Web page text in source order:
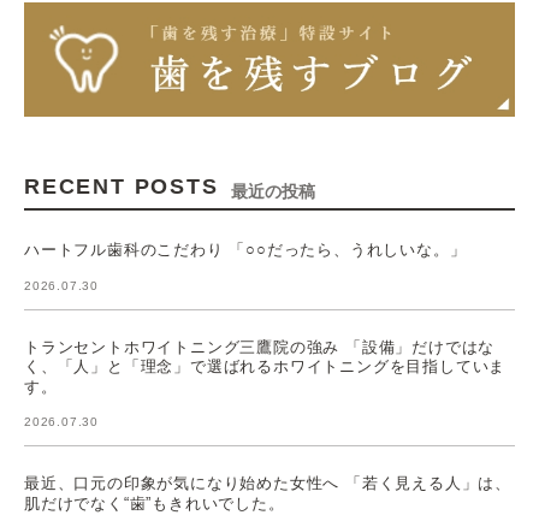
RECENT POSTS 最近の投稿
ハートフル歯科のこだわり 「○○だったら、うれしいな。」
2026.07.30
トランセントホワイトニング三鷹院の強み 「設備」だけではな
く、「人」と「理念」で選ばれるホワイトニングを目指していま
す。
2026.07.30
最近、口元の印象が気になり始めた女性へ 「若く見える人」は、
肌だけでなく“歯”もきれいでした。